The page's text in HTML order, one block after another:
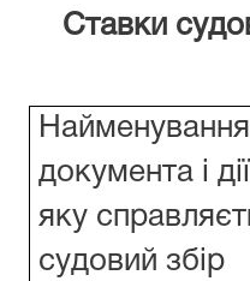
Ставки
Найменування
документа і
яку
судовий збір